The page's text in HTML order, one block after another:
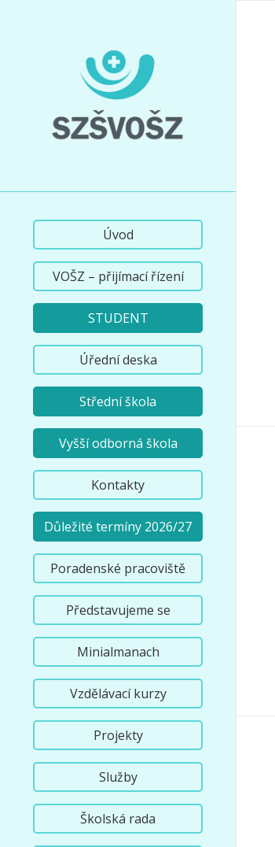
Úvod
VOŠZ – přijímací řízení
STUDENT
Úřední deska
Střední škola
Vyšší odborná škola
Kontakty
Důležité termíny 2026/27
Poradenské pracoviště
Představujeme se
Minialmanach
Vzdělávací kurzy
Projekty
Služby
Školská rada